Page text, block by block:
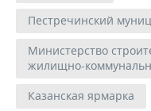
Пестречинский
Министерство
жилищно-
Казанская ярмарка